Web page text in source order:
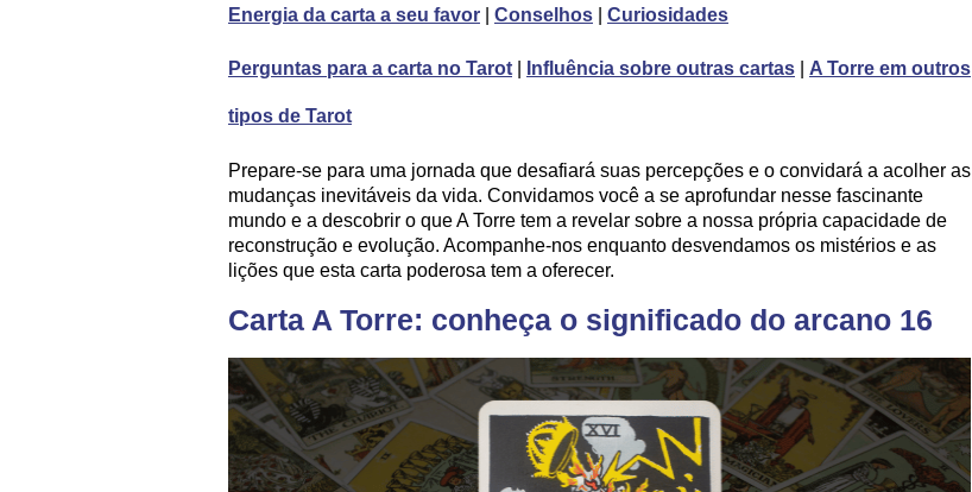
Energia da carta a seu favor Conselhos Curiosidades
Perguntas para a carta no Tarot Influência sobre outras cartas A Torre em outros
tipos de Tarot
Prepare-se para uma jornada que desafiará suas percepções e o convidará a acolher as
mudanças inevitáveis da vida. Convidamos você a se aprofundar nesse fascinante
mundo e a descobrir o que A Torre tem a revelar sobre a nossa própria capacidade de
reconstrução e evolução. Acompanhe-nos enquanto desvendamos os mistérios e as
lições que esta carta poderosa tem a oferecer.
Carta A Torre: conheça o significado do arcano 16